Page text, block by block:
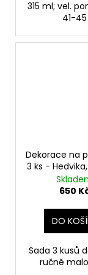
315 ml; vel.
41-45
Dekorace na
3 ks - Hedvika,
a
Potter
650
DO
Sada 3 kusů
ručně